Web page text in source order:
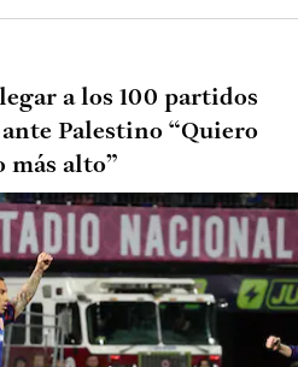
a los 100 partidos
Palestino “Quiero
más alto”